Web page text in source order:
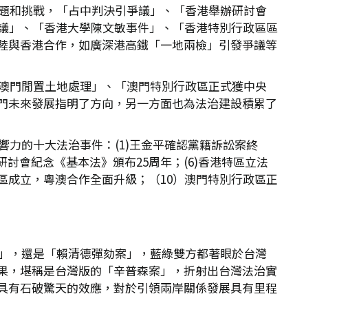
和挑戰，「占中判決引爭議」、「香港舉辦研討會
、「香港大學陳文敏事件」、「香港特別行政區區
香港合作，如廣深港高鐵「一地兩檢」引發爭議等
門閒置土地處理」、「澳門特別行政區正式獲中央
來發展指明了方向，另一方面也為法治建設積累了
力的十大法治事件：(1)王金平確認黨籍訴訟案終
會紀念《基本法》頒布25周年；(6)香港特區立法
立，粵澳合作全面升級；（10）澳門特別行政區正
，還是「賴清德彈劾案」，藍綠雙方都著眼於台灣
堪稱是台灣版的「辛普森案」，折射出台灣法治實
石破驚天的效應，對於引領兩岸關係發展具有里程